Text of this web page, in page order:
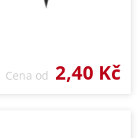
Cena od 2,40 Kč